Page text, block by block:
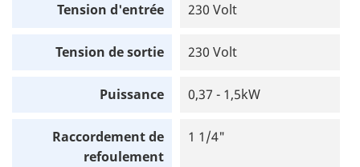
Tension d'entrée 230 Volt
Tension de sortie 230 Volt
Puissance 0,37 - 1,5kW
Raccordement de
refoulement
1 1/4"